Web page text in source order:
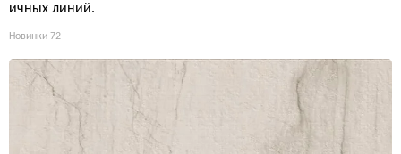
ичных линий.
Новинки 72